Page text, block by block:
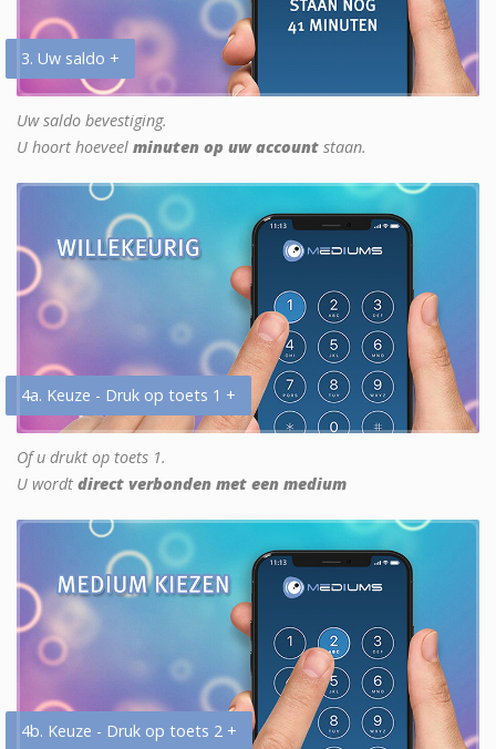
3. Uw saldo +
Uw saldo bevestiging.
U hoort hoeveel minuten op uw account staan.
4a. Keuze - Druk op toets 1 +
Of u drukt op toets 1.
U wordt direct verbonden met een medium
4b. Keuze - Druk op toets 2 +